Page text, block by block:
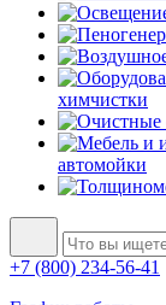
химчистки
автомойки
+7 (800) 234-56-41